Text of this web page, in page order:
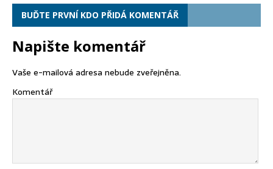
BUĎTE PRVNÍ KDO PŘIDÁ KOMENTÁŘ
Napište komentář
Vaše e-mailová adresa nebude zveřejněna.
Komentář